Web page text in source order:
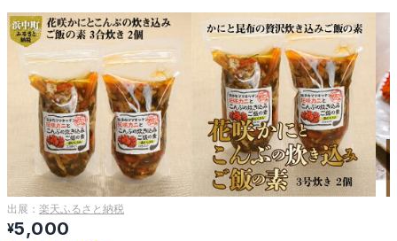
出展： 楽天ふるさと納税
¥5,000